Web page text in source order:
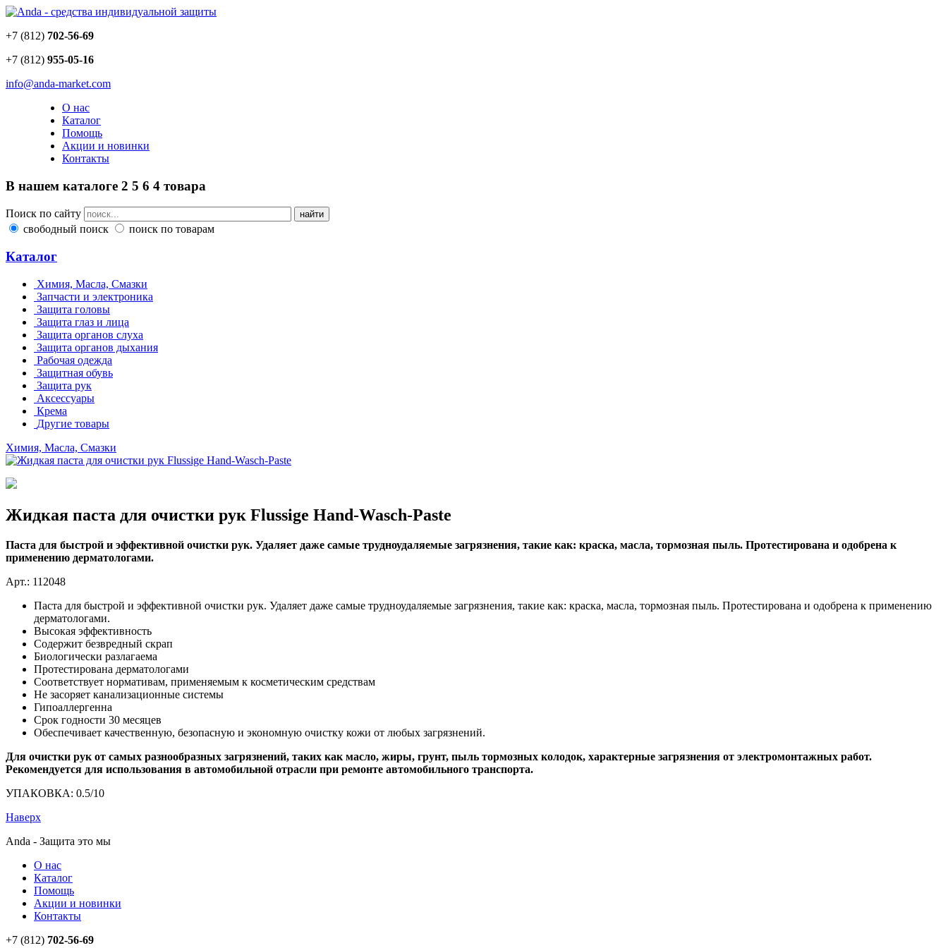
+7 (812) 702-56-69
+7 (812) 955-05-16
info@anda-market.com
О нас
Каталог
Помощь
Акции и новинки
Контакты
В нашем каталоге 2 5 6 4 товара
Поиск по сайту
свободный поиск
поиск по товарам
Каталог
Химия, Масла, Смазки
Запчасти и электроника
Защита головы
Защита глаз и лица
Защита органов слуха
Защита органов дыхания
Рабочая одежда
Защитная обувь
Защита рук
Аксессуары
Крема
Другие товары
Химия, Масла, Смазки
Жидкая паста для очистки рук Flussige Hand-Wasch-Paste
Паста для быстрой и эффективной очистки рук. Удаляет даже самые трудноудаляемые загрязнения, такие как: краска, масла, тормозная пыль. Протестирована и одобрена к
применению дерматологами.
Арт.: 112048
Паста для быстрой и эффективной очистки рук. Удаляет даже самые трудноудаляемые загрязнения, такие как: краска, масла, тормозная пыль. Протестирована и одобрена к применению
дерматологами.
Высокая эффективность
Содержит безвредный скрап
Биологически разлагаема
Протестирована дерматологами
Соответствует нормативам, применяемым к косметическим средствам
Не засоряет канализационные системы
Гипоаллергенна
Срок годности 30 месяцев
Обеспечивает качественную, безопасную и экономную очистку кожи от любых загрязнений.
Для очистки рук от самых разнообразных загрязнений, таких как масло, жиры, грунт, пыль тормозных колодок, характерные загрязнения от электромонтажных работ.
Рекомендуется для использования в автомобильной отрасли при ремонте автомобильного транспорта.
УПАКОВКА: 0.5/10
Наверх
Anda - Защита это мы
О нас
Каталог
Помощь
Акции и новинки
Контакты
+7 (812) 702-56-69